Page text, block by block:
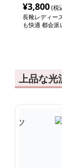
¥3,800(税
長靴レディー
も快適 都会派
上品な光